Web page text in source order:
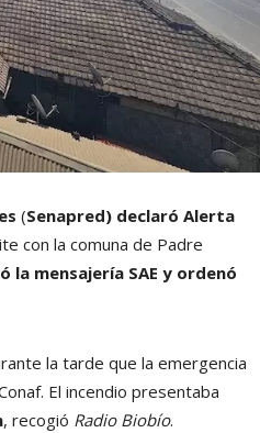
(Senapred) declaró Alerta
con la comuna de Padre
mensajería SAE y ordenó
la tarde que la emergencia
El incendio presentaba
, recogió Radio Biobío.